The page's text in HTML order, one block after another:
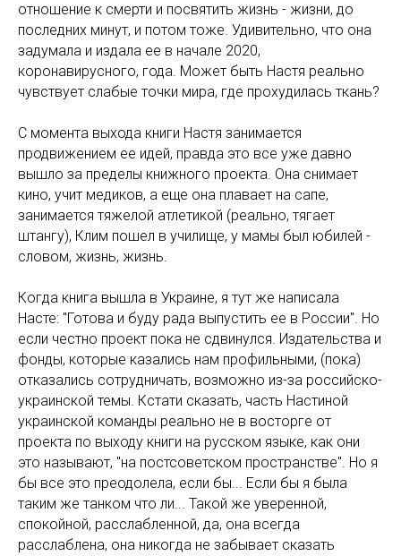
отношение к смерти и посвятить жизнь - жизни, до
последних минут, и потом тоже. Удивительно, что она
задумала и издала ее в начале 2020,
коронавирусного, года. Может быть Настя реально
чувствует слабые точки мира, где прохудилась ткань?
С момента выхода книги Настя занимается
продвижением ее идей, правда это все уже давно
вышло за пределы книжного проекта. Она снимает
кино, учит медиков, а еще она плавает на сапе,
занимается тяжелой атлетикой (реально, тягает
штангу), Клим пошел в училище, у мамы был юбилей -
словом, жизнь, жизнь.
Когда книга вышла в Украине, я тут же написала
Насте: "Готова и буду рада выпустить ее в России". Но
если честно проект пока не сдвинулся. Издательства и
фонды, которые казались нам профильными, (пока)
отказались сотрудничать, возможно из-за российско-
украинской темы. Кстати сказать, часть Настиной
украинской команды реально не в восторге от
проекта по выходу книги на русском языке, как они
это называют, "на постсоветском пространстве". Но я
бы все это преодолела, если бы... Если бы я была
таким же танком что ли... Такой же уверенной,
спокойной, расслабленной, да, она всегда
расслаблена, она никогда не забывает сказать